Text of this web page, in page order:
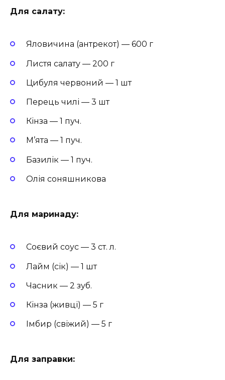
Для салату:
Яловичина (антрекот) — 600 г
Листя салату — 200 г
Цибуля червоний — 1 шт
Перець чилі — 3 шт
Кінза — 1 пуч.
М’ята — 1 пуч.
Базилік — 1 пуч.
Олія соняшникова
Для маринаду:
Соєвий соус — 3 ст. л.
Лайм (сік) — 1 шт
Часник — 2 зуб.
Кінза (живці) — 5 г
Імбир (свіжий) — 5 г
Для заправки: